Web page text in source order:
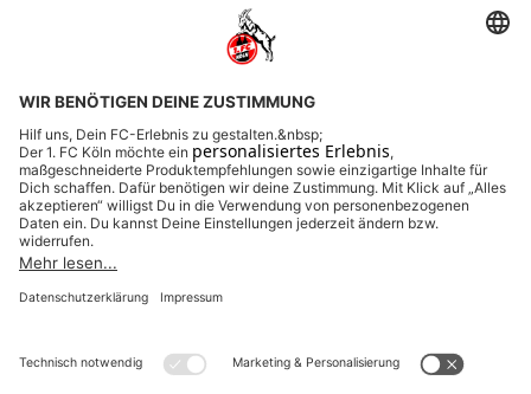
Spieltagscamp 2 Begleitkarten
27.11.2026 bis 29.11.2026 (3 Tage)
BALD BUCHBAR
164,00 EUR
inkl. Ausstattung
Weitere Veranstaltungen entdecken
(Spieltagscamp 2 Begleitkarten )